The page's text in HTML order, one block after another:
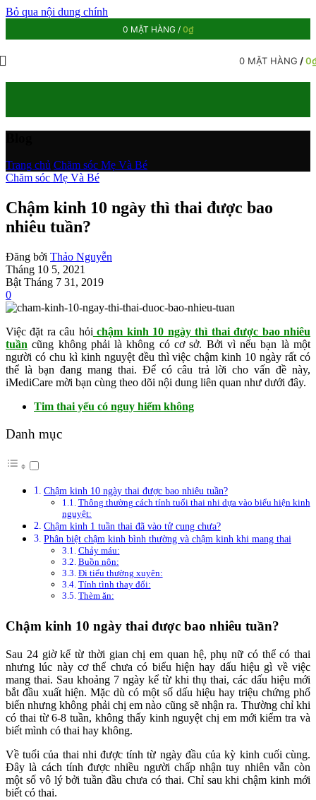
Bỏ qua nội dung chính
0 MẶT HÀNG / 0₫
0 MẶT HÀNG /0
Trang chủ Chăm sóc Mẹ Và Bé
Chăm sóc Mẹ Và Bé
Chậm kinh 10 ngày thì thai được bao
nhiêu tuần?
Đăng bởi Thảo Nguyễn
Tháng 10 5, 2021
Bật Tháng 7 31, 2019
0
Việc đặt ra câu hỏi chậm kinh 10 ngày thì thai được bao nhiêu
tuần cũng không phải là không có cơ sở. Bởi vì nếu bạn là một
người có chu kì kinh nguyệt đều thì việc chậm kinh 10 ngày rất có
thể là bạn đang mang thai. Để có câu trả lời cho vấn đề này,
iMediCare mời bạn cùng theo dõi nội dung liên quan như dưới đây.
Tim thai yếu có nguy hiểm không
Danh mục
Chậm kinh 10 ngày thai được bao nhiêu tuần?
Thông thường cách tính tuổi thai nhi dựa vào biểu hiện kinh
nguyệt:
Chậm kinh 1 tuần thai đã vào tử cung chưa?
Phân biệt chậm kinh bình thường và chậm kinh khi mang thai
Chảy máu:
Buồn nôn:
Đi tiểu thường xuyên:
Tính tình thay đổi:
Thèm ăn:
Chậm kinh 10 ngày thai được bao nhiêu tuần?
Sau 24 giờ kể từ thời gian chị em quan hệ, phụ nữ có thể có thai
nhưng lúc này cơ thể chưa có biểu hiện hay dấu hiệu gì về việc
mang thai. Sau khoảng 7 ngày kể từ khi thụ thai, các dấu hiệu mới
bắt đầu xuất hiện. Mặc dù có một số dấu hiệu hay triệu chứng phổ
biến nhưng không phải chị em nào cũng sẽ nhận ra. Thường chỉ khi
có thai từ 6-8 tuần, không thấy kinh nguyệt chị em mới kiểm tra và
biết mình có thai hay không.
Về tuổi của thai nhi được tính từ ngày đầu của kỳ kinh cuối cùng.
Đây là cách tính được nhiều người chấp nhận tuy nhiên vẫn còn
một số vô lý bởi tuần đầu chưa có thai. Chỉ sau khi chậm kinh mới
biết có thai.